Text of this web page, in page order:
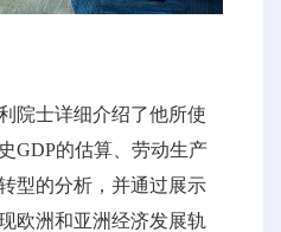
院士详细介绍了他所使
GDP的估算、劳动生产
型的分析，并通过展示
欧洲和亚洲经济发展轨